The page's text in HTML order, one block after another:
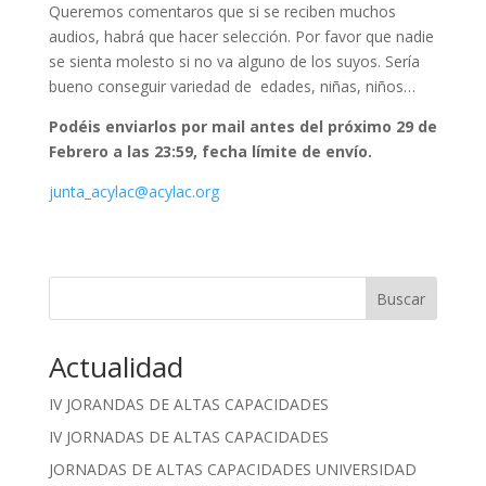
Queremos comentaros que si se reciben muchos
audios, habrá que hacer selección. Por favor que nadie
se sienta molesto si no va alguno de los suyos. Sería
bueno conseguir variedad de edades, niñas, niños…
Podéis enviarlos por mail antes del próximo 29 de
Febrero a las 23:59, fecha límite de envío.
junta_acylac@acylac.org
Buscar
Actualidad
IV JORANDAS DE ALTAS CAPACIDADES
IV JORNADAS DE ALTAS CAPACIDADES
JORNADAS DE ALTAS CAPACIDADES UNIVERSIDAD